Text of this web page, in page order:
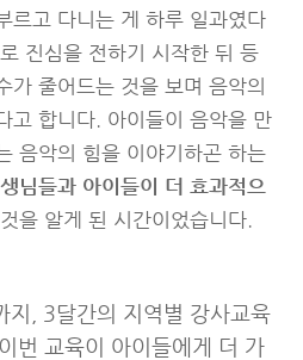
르고 다니는 게 하루 일과였다
진심을 전하기 시작한 뒤 등
가 줄어드는 것을 보며 음악의
고 합니다. 아이들이 음악을 만
음악의 힘을 이야기하곤 하는
님들과 아이들이 더 효과적으
을 알게 된 시간이었습니다.
지, 3달간의 지역별 강사교육
번 교육이 아이들에게 더 가